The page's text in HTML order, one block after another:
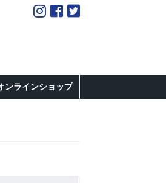
ンラインショップ